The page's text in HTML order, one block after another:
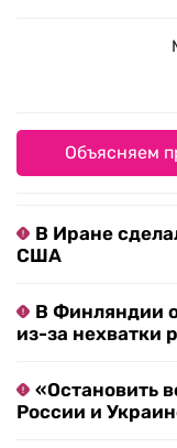
Объясняем
В Иране
США
В Финляндии
из-за нехватки
«Остановить
России и